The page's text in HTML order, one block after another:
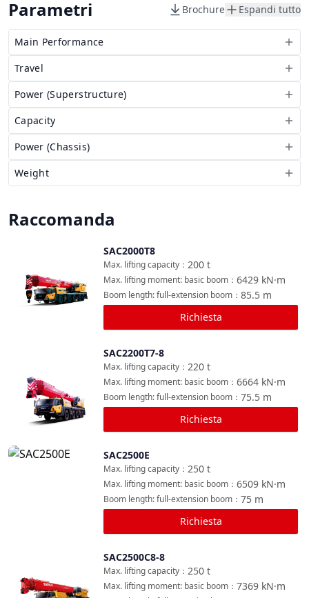
Parametri Brochure Espandi tutto
Main Performance
Travel
Power (Superstructure)
Capacity
Power (Chassis)
Weight
Raccomanda
SAC2000T8
200 t
Max. lifting capacity ：
6429 kN·m
Max. lifting moment: basic boom ：
85.5 m
Boom length: full-extension boom ：
Richiesta
SAC2200T7-8
220 t
Max. lifting capacity ：
6664 kN·m
Max. lifting moment: basic boom ：
75.5 m
Boom length: full-extension boom ：
Richiesta
Confronta
SAC2500E
250 t
Max. lifting capacity ：
6509 kN·m
Max. lifting moment: basic boom ：
75 m
Boom length: full-extension boom ：
Richiesta
SAC2500C8-8
250 t
Max. lifting capacity ：
7369 kN·m
Max. lifting moment: basic boom ：